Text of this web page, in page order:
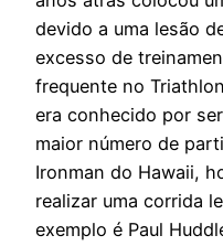
devido a uma lesão
excesso de
frequente no
era conhecido por
maior número de
Ironman do Hawaii,
realizar uma corrida
exemplo é Paul